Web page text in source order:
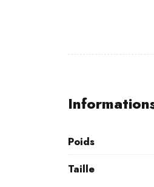
Poids
Taille